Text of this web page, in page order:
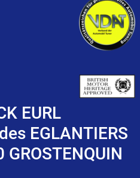
EURL
EGLANTIERS
GROSTENQUIN